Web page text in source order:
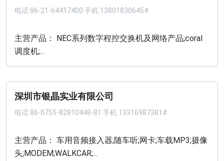
电话 86-21-64417400 手机 13801830645#
主营产品： NEC系列数字程控交换机及网络产品;coral
调度机;...
深圳市银晶实业有限公司
电话 86-0755-82810448-81 手机 13316987381#
主营产品： 车用音频接入器;随车听;网卡;车载MP3;摄像
头;MODEM;WALKCAR;...